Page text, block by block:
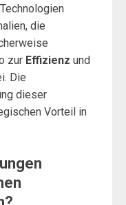
die
zur Effizienz und
Die
dieser
Vorteil in